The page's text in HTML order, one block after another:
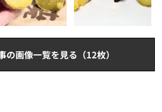
の画像一覧を見る（12枚）